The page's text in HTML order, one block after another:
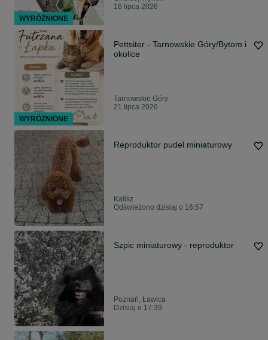
16 lipca 2026
Pettsiter - Tarnowskie Góry/Bytom i
okolice
Tarnowskie Góry
21 lipca 2026
Reproduktor pudel miniaturowy
Kalisz
Odświeżono dzisiaj o 16:57
Szpic miniaturowy - reproduktor
Poznań, Ławica
Dzisiaj o 17:39
WYRÓŻNIONE
WYRÓŻNIONE